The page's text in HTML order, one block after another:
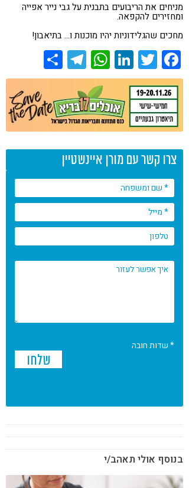
מניחים את הריבועים בתבנית על גבי נייר אפייה
ומחזירים להקפאה.
מחכים שהגלידוניות יהיו מוכנות ו… בתיאבון!
Facebook
Twitter
LinkedIn
WhatsApp
Telegram
צרו קשר עם מורן איינשטיין
* שדות חובה
בנוסף אולי תאהב/י